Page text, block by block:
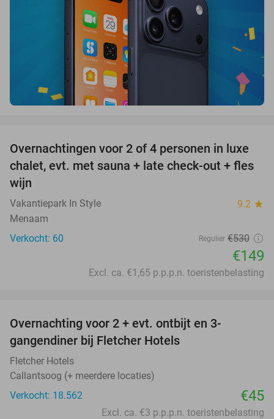
72%
Overnachtingen voor 2 of 4 personen in luxe
chalet, evt. met sauna + late check-out + fles
wijn
Vakantiepark In Style 9.2 star
Menaam
Verkocht: 60
Regulier €530
€149
Excl. ca. €1,65 p.p.p.n. toeristenbelasting
Overnachting voor 2 + evt. ontbijt en 3-
gangendiner bij Fletcher Hotels
Fletcher Hotels
Callantsoog (+ meerdere locaties)
Verkocht: 18.562
€45
Excl. ca. €3 p.p.p.n. toeristenbelasting